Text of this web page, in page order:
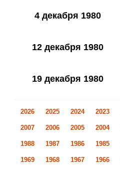
4 декабря 1980
12 декабря 1980
19 декабря 1980
2026 2025 2024 2023
2007 2006 2005 2004
1988 1987 1986 1985
1969 1968 1967 1966